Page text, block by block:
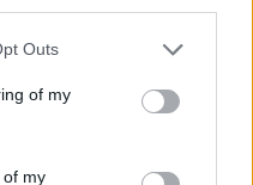
one or more Google
You may click to
its third-party tags to
in below Google
Outs
of my
of my
popular que foi
sua sede para a Ilha
Binance é
de criptografia para
cena na mania de 2017